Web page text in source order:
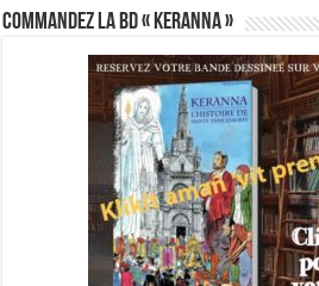
Commandez la BD « Keranna »